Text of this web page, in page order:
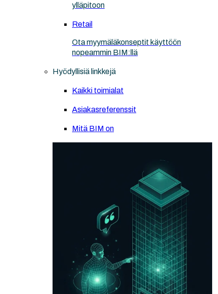
ylläpitoon
Retail
Ota myymäläkonseptit käyttöön
nopeammin BIM:llä
Hyödyllisiä linkkejä
Kaikki toimialat
Asiakasreferenssit
Mitä BIM on